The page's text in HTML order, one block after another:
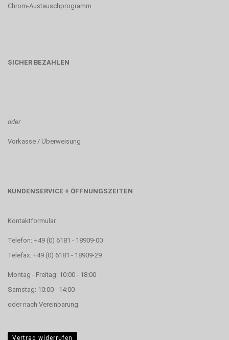
Chrom-Austauschprogramm
SICHER BEZAHLEN
oder
Vorkasse / Überweisung
KUNDENSERVICE + ÖFFNUNGSZEITEN
Kontaktformular
Telefon: +49 (0) 6181 - 18909-00
Telefax: +49 (0) 6181 - 18909-29
Montag - Freitag: 10:00 - 18:00
Samstag: 10:00 - 14:00
oder nach Vereinbarung
Vertrag widerrufen